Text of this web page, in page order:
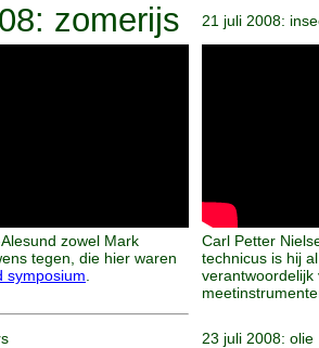
zomerijs 21 juli 2008:
zowel Mark
tegen, die hier waren
symposium
Carl Petter
technicus is hij
23 juli 2008: olie